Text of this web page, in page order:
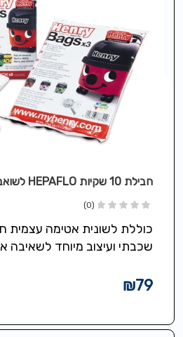
חבילת 10 שקיות HEPAFLO לשואב HENRY
(0)
כוללת לשונית אטימה עצמית
שכבתי ועיצוב מיוחד לשאיבה
₪79